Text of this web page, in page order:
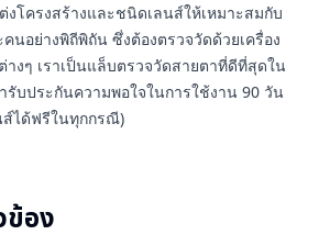
งโครงสร้างและชนิดเลนส์ให้เหมาะสมกับ
นอย่างพิถีพิถัน ซึ่งต้องตรวจวัดด้วยเครื่อง
งๆ เราเป็นแล็บตรวจวัดสายตาที่ดีที่สุดใน
รับประกันความพอใจในการใช้งาน 90 วัน
ส์ได้ฟรีในทุกกรณี)
ข้อง